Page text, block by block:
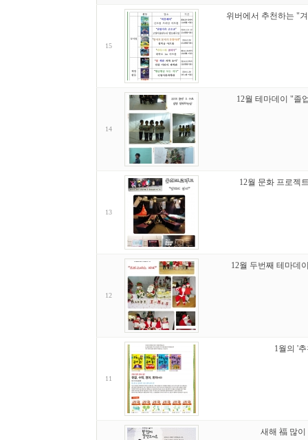
15
위버에서 추천하는 "
14
12월 테마데이 "졸
13
12월 문화 프로젝
12
12월 두번째 테마데
11
1월의 '
새해 福 많